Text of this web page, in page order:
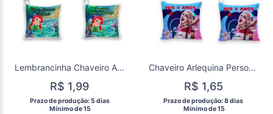
Lembrancinha Chaveiro Almofada Ariel Sereia
R$ 1,99
Prazo de produção: 5 dias
  Mínimo de 15
Chaveiro Arlequina Personalizados
R$ 1,65
Prazo de produção: 8 dias
  Mínimo de 15